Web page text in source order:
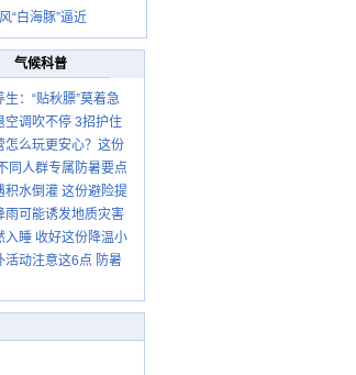
“白海豚”逼近
气候科普
生：“贴秋膘”莫着急
防燥
空调吹不停 3招护住
痛
怎么玩更安心？这份
好
同人群专属防暑要点
积水倒灌 这份避险提
雨可能诱发地质灾害
要知道
入睡 收好这份降温小
活动注意这6点 防暑